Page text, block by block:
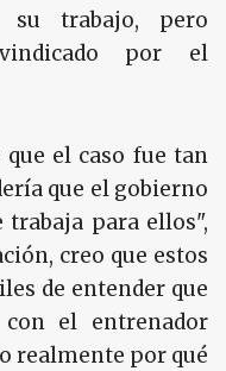
su trabajo, pero
por el
que el caso fue tan
que el gobierno
trabaja para ellos",
creo que estos
de entender que
con el entrenador
realmente por qué